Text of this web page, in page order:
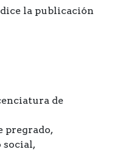
la publicación
de
pregrado,
social,